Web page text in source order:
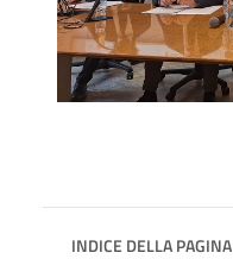
INDICE DELLA PAGINA